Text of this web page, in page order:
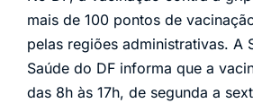
mais de 100 pontos de
pelas regiões administrativas. A
Saúde do DF informa que a
das 8h às 17h, de segunda a